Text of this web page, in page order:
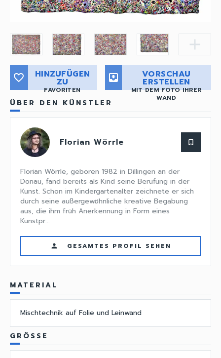
add
favorite_border HINZUFÜGEN
ZU
FAVORITEN
move_to_inbox VORSCHAU
ERSTELLEN
MIT DEM FOTO IHRER
WAND
ÜBER DEN KÜNSTLER
Florian Wörrle bookmark_border
Florian Wörrle, geboren 1982 in Dillingen an der
Donau, fand bereits als Kind seine Berufung in der
Kunst. Schon im Kindergartenalter zeichnete er sich
durch seine außergewöhnliche kreative Begabung
aus, die ihm früh Anerkennung in Form eines
Kunstpr...
person GESAMTES PROFIL SEHEN
MATERIAL
Mischtechnik auf Folie und Leinwand
GRÖSSE